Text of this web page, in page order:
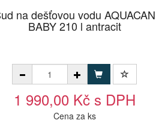
na dešťovou vodu AQUACAN
BABY 210 l antracit
1 990,00 Kč s DPH
Cena za ks